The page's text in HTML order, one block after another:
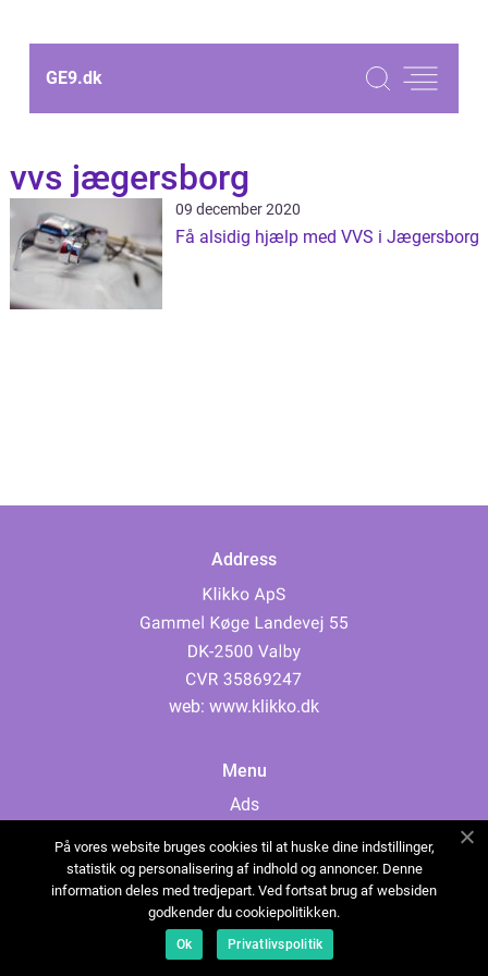
GE9.dk
vvs jægersborg
09 december 2020
Få alsidig hjælp med VVS i Jægersborg
Address
web: www.klikko.dk
Menu
Ads
Cookies
Contact
Sitemap
På vores website bruges cookies til at huske dine indstillinger,
statistik og personalisering af indhold og annoncer. Denne
information deles med tredjepart. Ved fortsat brug af websiden
godkender du cookiepolitikken.
Ok Privatlivspolitik